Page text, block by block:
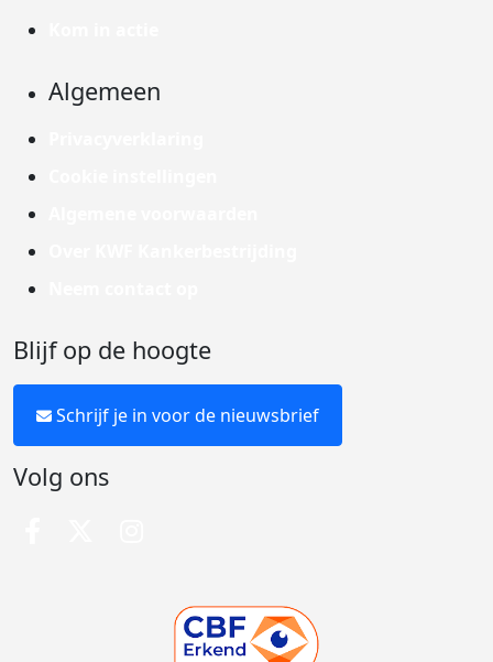
Algemeen
Blijf op de hoogte
Schrijf je in voor de nieuwsbrief
Volg ons